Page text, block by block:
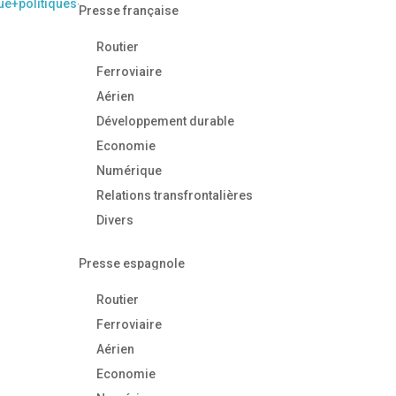
Presse française
Routier
Ferroviaire
Aérien
Développement durable
Economie
Numérique
Relations transfrontalières
Divers
Presse espagnole
Routier
Ferroviaire
Aérien
Economie